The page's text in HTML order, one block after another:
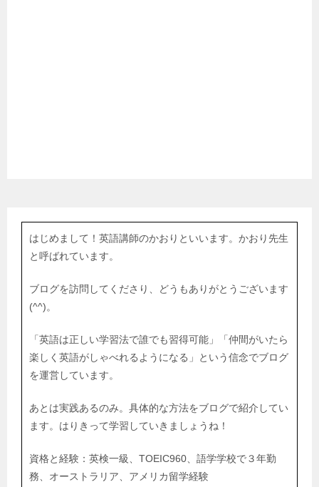
はじめまして！英語講師のかおりといいます。かおり先生
と呼ばれています。
ブログを訪問してくださり、どうもありがとうございます
(^^)。
「英語は正しい学習法で誰でも習得可能」「仲間がいたら
楽しく英語がしゃべれるようになる」という信念でブログ
を運営しています。
あとは実践あるのみ。具体的な方法をブログで紹介してい
ます。はりきって学習していきましょうね！
資格と経験：英検一級、TOEIC960、語学学校で３年勤
務、オーストラリア、アメリカ留学経験